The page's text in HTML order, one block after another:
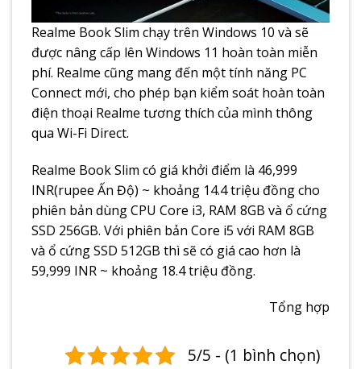
Realme Book Slim chạy trên Windows 10 và sẽ
được nâng cấp lên Windows 11 hoàn toàn miễn
phí. Realme cũng mang đến một tính năng PC
Connect mới, cho phép bạn kiểm soát hoàn toàn
điện thoại Realme tương thích của mình thông
qua Wi-Fi Direct.
Realme Book Slim có giá khởi điểm là 46,999
INR(rupee Ấn Độ) ~ khoảng 14.4 triệu đồng cho
phiên bản dùng CPU Core i3, RAM 8GB và ổ cứng
SSD 256GB. Với phiên bản Core i5 với RAM 8GB
và ổ cứng SSD 512GB thì sẽ có giá cao hơn là
59,999 INR ~ khoảng 18.4 triệu đồng.
Tổng hợp
5/5 - (1 bình chọn)